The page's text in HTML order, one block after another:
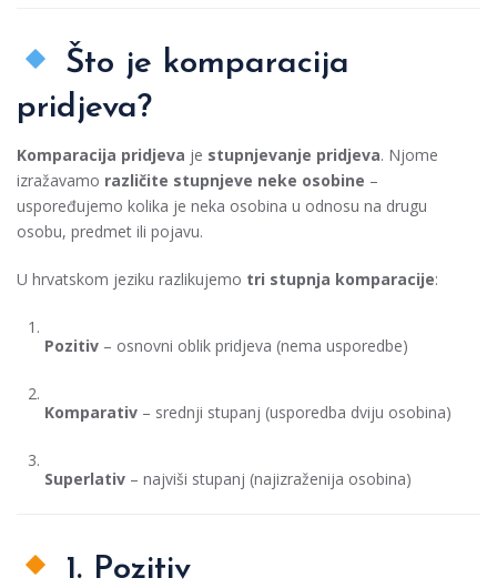
Što je komparacija
pridjeva?
Komparacija pridjeva je stupnjevanje pridjeva. Njome
izražavamo različite stupnjeve neke osobine –
uspoređujemo kolika je neka osobina u odnosu na drugu
osobu, predmet ili pojavu.
U hrvatskom jeziku razlikujemo tri stupnja komparacije:
Pozitiv – osnovni oblik pridjeva (nema usporedbe)
Komparativ – srednji stupanj (usporedba dviju osobina)
Superlativ – najviši stupanj (najizraženija osobina)
1. Pozitiv